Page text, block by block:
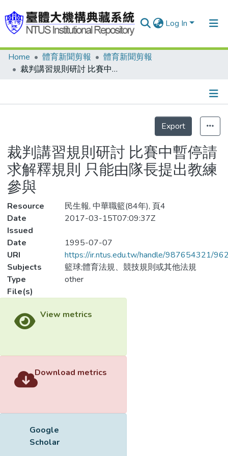
Log In
Communities & Collections
Statistics
Home 體育新聞剪報
體育新聞剪報
裁判講習規則研討 比賽中暫停請求解釋規則 只能由隊長提出教練參與
Export
裁判講習規則研討 比賽中暫停請
求解釋規則 只能由隊長提出教練
參與
Resource
民生報, 中華職籃(84年), 頁4
Date
Issued
2017-03-15T07:09:37Z
Date
1995-07-07
URI
https://ir.ntus.edu.tw/handle/987654321/
Subjects
籃球;體育法規、競技規則或其他法規
Type
other
File(s)
View metrics
Download metrics
Google
Scholar